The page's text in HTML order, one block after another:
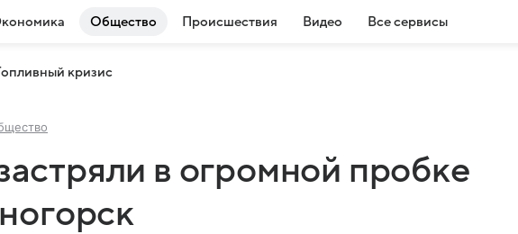
Общество Происшествия Видео Все сервисы
кризис
в огромной пробке